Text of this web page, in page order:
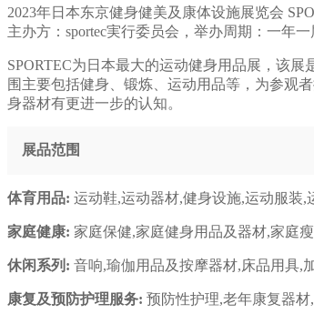
2023年日本东京健身健美及康体设施展览会
主办方：sportec実行委员会，举办周期：一年
SPORTEC为日本最大的运动健身用品展，该
围主要包括健身、锻炼、运动用品等，为参观
身器材有更进一步的认知。
展品范围
体育用品: 运动鞋,运动器材,健身设施,运动服装,
家庭健康: 家庭保健,家庭健身用品及器材,家庭
休闲系列: 音响,瑜伽用品及按摩器材,床品用具,
康复及预防护理服务: 预防性护理,老年康复器